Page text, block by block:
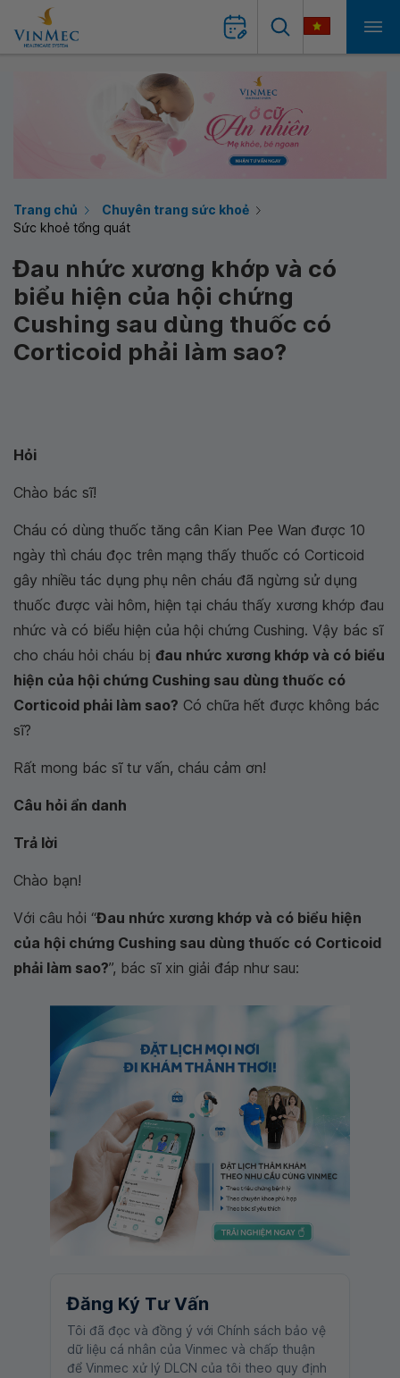
Trang chủ
Chuyên trang sức khoẻ
Sức khoẻ tổng quát
Đau nhức xương khớp và có
biểu hiện của hội chứng
Cushing sau dùng thuốc có
Corticoid phải làm sao?
Hỏi
Chào bác sĩ!
Cháu có dùng thuốc tăng cân Kian Pee Wan được 10
ngày thì cháu đọc trên mạng thấy thuốc có Corticoid
gây nhiều tác dụng phụ nên cháu đã ngừng sử dụng
thuốc được vài hôm, hiện tại cháu thấy xương khớp đau
nhức và có biểu hiện của hội chứng Cushing. Vậy bác sĩ
cho cháu hỏi cháu bị đau nhức xương khớp và có biểu
hiện của hội chứng Cushing sau dùng thuốc có
Corticoid phải làm sao? Có chữa hết được không bác
sĩ?
Rất mong bác sĩ tư vấn, cháu cảm ơn!
Câu hỏi ẩn danh
Trả lời
Chào bạn!
Với câu hỏi “Đau nhức xương khớp và có biểu hiện
của hội chứng Cushing sau dùng thuốc có Corticoid
phải làm sao?”, bác sĩ xin giải đáp như sau:
Đăng Ký Tư Vấn
Tôi đã đọc và đồng ý với Chính sách bảo vệ
dữ liệu cá nhân của Vinmec và chấp thuận
để Vinmec xử lý DLCN của tôi theo quy định